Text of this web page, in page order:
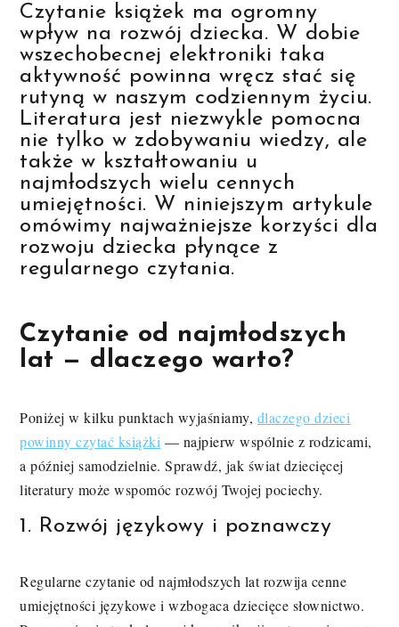
Czytanie książek ma ogromny
wpływ na rozwój dziecka. W dobie
wszechobecnej elektroniki taka
aktywność powinna wręcz stać się
rutyną w naszym codziennym życiu.
Literatura jest niezwykle pomocna
nie tylko w zdobywaniu wiedzy, ale
także w kształtowaniu u
najmłodszych wielu cennych
umiejętności. W niniejszym artykule
omówimy najważniejsze korzyści dla
rozwoju dziecka płynące z
regularnego czytania.
Czytanie od najmłodszych
lat — dlaczego warto?
Poniżej w kilku punktach wyjaśniamy, dlaczego dzieci
powinny czytać książki — najpierw wspólnie z rodzicami,
a później samodzielnie. Sprawdź, jak świat dziecięcej
literatury może wspomóc rozwój Twojej pociechy.
1. Rozwój językowy i poznawczy
Regularne czytanie od najmłodszych lat rozwija cenne
umiejętności językowe i wzbogaca dziecięce słownictwo.